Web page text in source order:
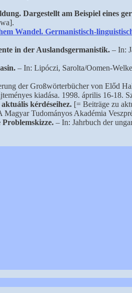
Dargestellt am Beispiel eines
Wandel. Germanistisch-
in der Auslandsgermanistik. – In:
– In: Lipóczi, Sarolta/Oomen-
der Großwörterbücher von Előd
kiadása. 1998. április 16-18.
kérdéseihez. [= Beiträge zu
Tudományos Akadémia
– In: Jahrbuch der